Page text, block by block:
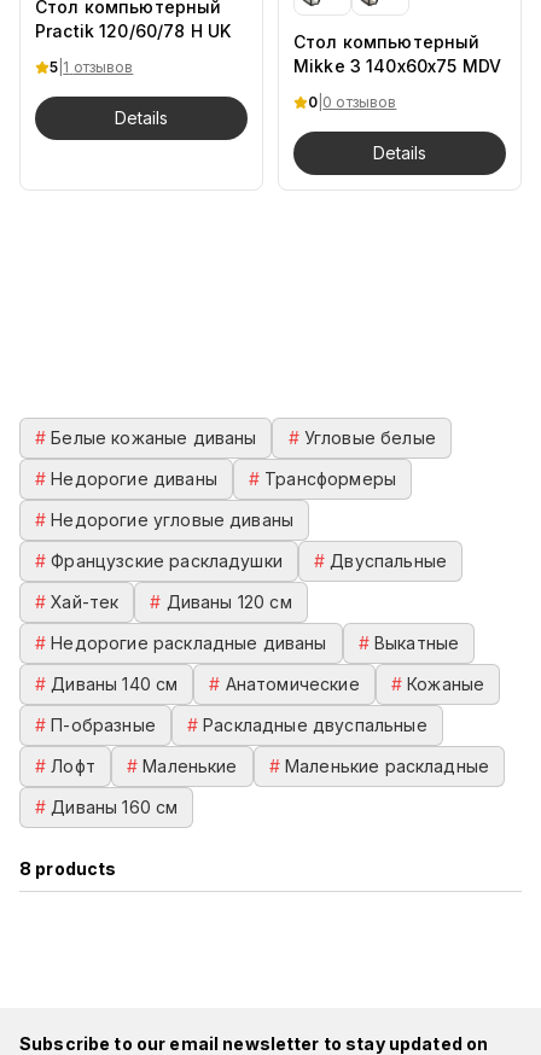
Стол компьютерный
Practik 120/60/78 H UK
5 1 отзывов
Details
Стол компьютерный
Mikke 3 140х60х75 MDV
0 0 отзывов
Details
#Белые кожаные диваны # Угловые белые
#Недорогие диваны # Трансформеры
#Недорогие угловые диваны
#Французские раскладушки # Двуспальные
#Хай-тек # Диваны 120 см
#Недорогие раскладные диваны # Выкатные
# Диваны 140 см # Анатомические #Кожаные
#П-образные #Раскладные двуспальные
# Лофт #Маленькие # Маленькие раскладные
# Диваны 160 см
8 products
Subscribe to our email newsletter to stay updated on